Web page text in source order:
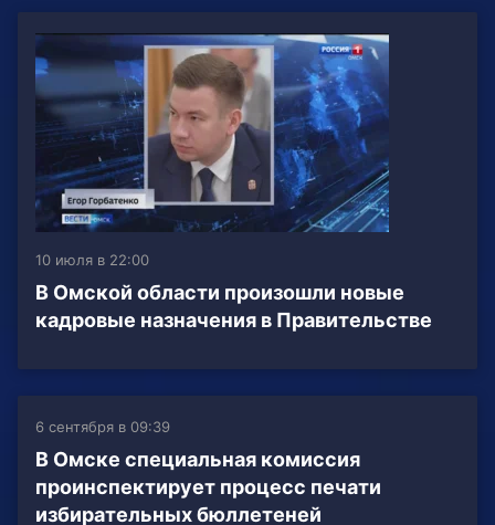
10 июля в 22:00
В Омской области произошли новые
кадровые назначения в Правительстве
6 сентября в 09:39
В Омске специальная комиссия
проинспектирует процесс печати
избирательных бюллетеней